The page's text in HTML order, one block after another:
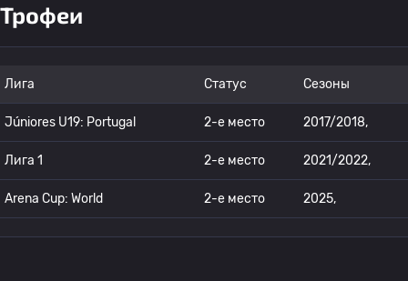
Трофеи
Лига Статус Сезоны
Júniores U19: Portugal 2-е место 2017/2018,
Лига 1 2-е место 2021/2022,
Arena Cup: World 2-е место 2025,